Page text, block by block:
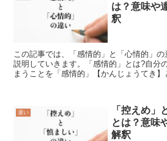
は？意味や
釈
この記事では、「感情的」と「心情的」の
説明していきます。「感情的」とは?自分
まうことを「感情的」【かんじょうてき】
違い
「控えめ」
とは？意味
解釈